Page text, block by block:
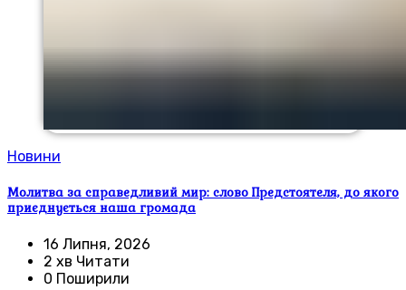
Новини
Молитва за справедливий мир: слово Предстоятеля, до якого
приєднується наша громада
16 Липня, 2026
2 хв Читати
0 Поширили